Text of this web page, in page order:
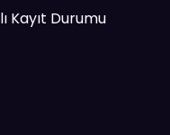
Kayıt Durumu